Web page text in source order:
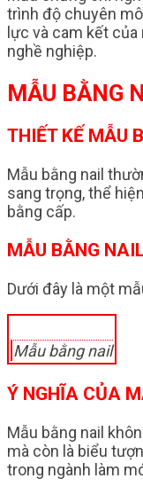
trình độ chuyên
lực và cam kết
nghề nghiệp.
MẪU BẰNG
THIẾT KẾ MẪU
Mẫu bằng nail
sang trọng, thể
bằng cấp.
MẪU BẰNG
Dưới đây là một
Mẫu bằng nail
Ý NGHĨA CỦA
Mẫu bằng nail
mà còn là biểu
trong ngành làm